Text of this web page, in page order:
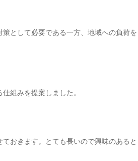
として必要である一方、地域への負荷を
組みを提案しました。
おきます。とても長いので興味のあると